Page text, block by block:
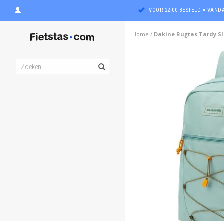
VOOR 22:00 BESTELD =
Home / Dakine Rugtas Tardy